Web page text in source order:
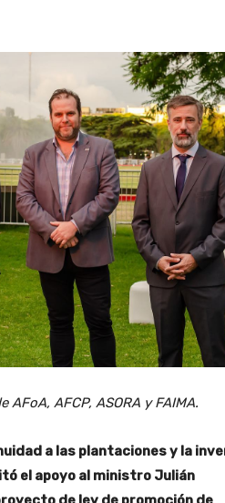
AFoA, AFCP, ASORA y FAIMA.
a las plantaciones y la
el apoyo al ministro Julián